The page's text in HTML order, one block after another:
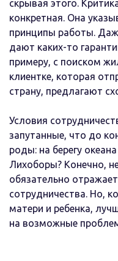
скрывая этого.
конкретная. Она
принципы работы.
дают каких-то
примеру, с поиском
клиентке, которая
страну, предлагают
Условия
запутанные, что до
роды: на берегу
Лихоборы? Конечно,
обязательно
сотрудничества. Но,
матери и ребенка,
на возможные